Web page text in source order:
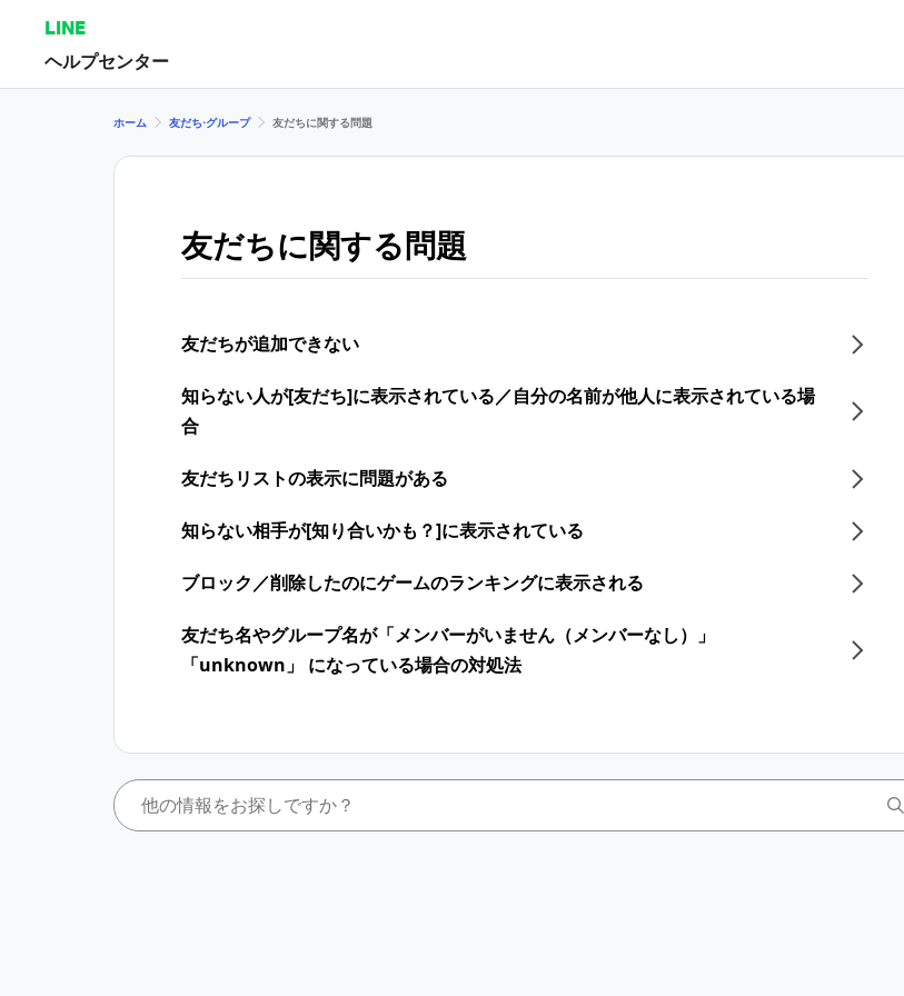
LINE
ヘルプセンター
ホーム 友だち⋅グループ 友だちに関する問題
友だちに関する問題
友だちが追加できない
知らない人が[友だち]に表示されている／自分の名前が他人に表示されている場
合
友だちリストの表示に問題がある
知らない相手が[知り合いかも？]に表示されている
ブロック／削除したのにゲームのランキングに表示される
友だち名やグループ名が「メンバーがいません（メンバーなし）」
「unknown」 になっている場合の対処法